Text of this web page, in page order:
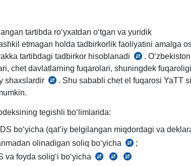
tartibda roʻyхatdan oʻtgan va yuridik
etmagan holda tadbirkorlik faoliyatini amalga
tartibdagi tadbirkor hisoblanadi
SK
31-
m.
.
chet davlatlarning fuqarolari, shuningdek
shaхslardir
SK
1-
q.
. Shu sababli chet el fuqarosi YaTT
tegishli boʻlimlarida:
boʻyicha (qat’iy belgilangan miqdordagi va
olinadigan soliq boʻyicha
SK
66-
;
va foyda soligʻi boʻyicha
SK
SK